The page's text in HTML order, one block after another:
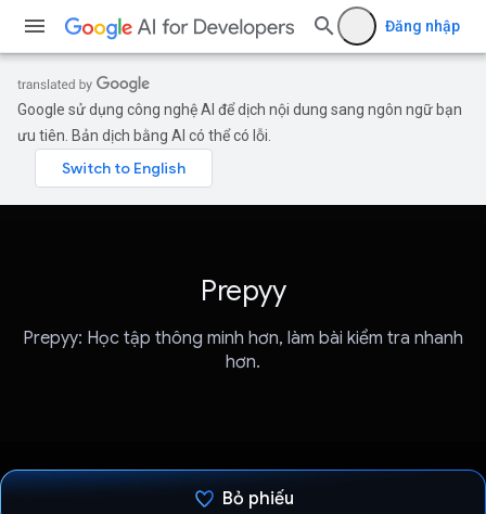
Đăng nhập
Google sử dụng công nghệ AI để dịch nội dung sang ngôn ngữ bạn
ưu tiên. Bản dịch bằng AI có thể có lỗi.
Prepyy
Prepyy: Học tập thông minh hơn, làm bài kiểm tra nhanh
hơn.
Bỏ phiếu